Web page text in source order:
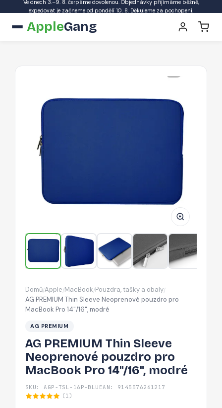
Ve dnech 3.–9. 8. čerpáme dovolenou. Objednávky přijímáme běžně,
expedovat je začneme od pondělí 10. 8. Děkujeme za pochopení.
AppleGang
pro
MacBook
Pro
14"/16",
Domů/Apple/MacBook/Pouzdra, tašky a obaly/
AG PREMIUM Thin Sleeve Neoprenové pouzdro pro
MacBook Pro 14"/16", modré
AG PREMIUM
AG PREMIUM Thin Sleeve
Neoprenové pouzdro pro
MacBook Pro 14"/16", modré
SKU: AGP-TSL-16P-BLU EAN: 9145576261217
(1)